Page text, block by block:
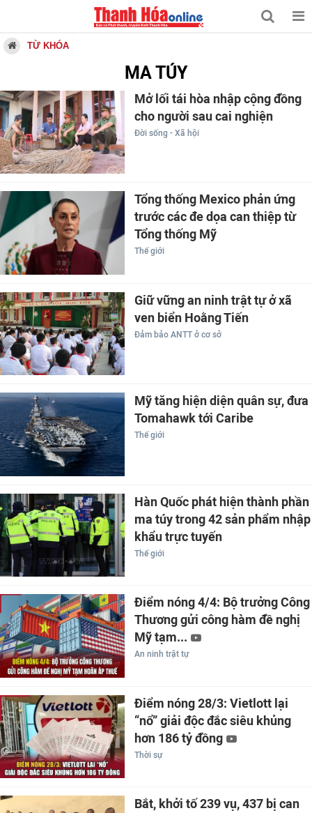
TỪ KHÓA
MA TÚY
Mở lối tái hòa nhập cộng đồng
cho người sau cai nghiện
Đời sống - Xã hội
Tổng thống Mexico phản ứng
trước các đe dọa can thiệp từ
Tổng thống Mỹ
Thế giới
Giữ vững an ninh trật tự ở xã
ven biển Hoằng Tiến
Đảm bảo ANTT ở cơ sở
Mỹ tăng hiện diện quân sự, đưa
Tomahawk tới Caribe
Thế giới
Hàn Quốc phát hiện thành phần
ma túy trong 42 sản phẩm nhập
khẩu trực tuyến
Thế giới
Điểm nóng 4/4: Bộ trưởng Công
Thương gửi công hàm đề nghị
Mỹ tạm...
An ninh trật tự
Điểm nóng 28/3: Vietlott lại
“nổ” giải độc đắc siêu khủng
hơn 186 tỷ đồng
Thời sự
Bắt, khởi tố 239 vụ, 437 bị can